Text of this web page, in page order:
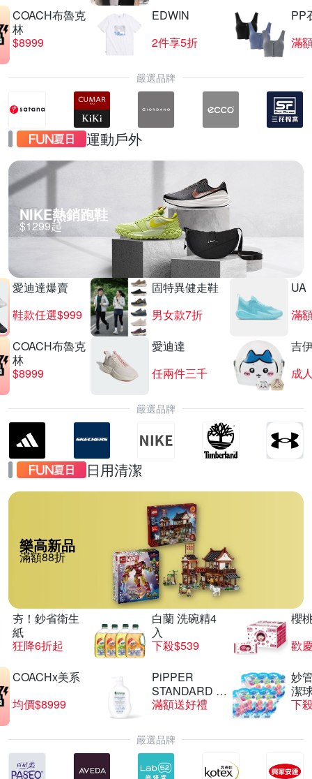
COACH布魯克
林
$8999
EDWIN
2件享5折
PP
滿
嚴選品牌
運動戶外
NIKE熱銷跑鞋
$1299起
愛迪達爆賣
鞋款任選$999
固特異健走鞋
男女款7折
UA
滿
COACH布魯克
林
$8999
愛迪達
任兩件三千
吉
嚴選品牌
日用清潔
樂高新品
滿額88折
夯！鈔省衛生
紙
狂降6折起
白蘭 洗碗精4
入
下殺$539
櫻
歡
COACHx美系
均價$8999
PiPPER
STANDARD 沛
柏
滿額送好禮
妙
潔
下
嚴選品牌